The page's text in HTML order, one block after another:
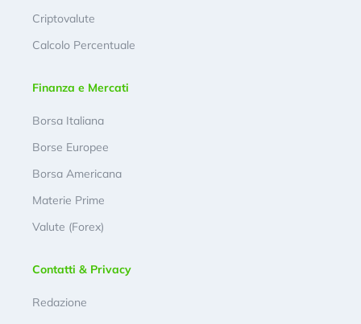
Criptovalute
Calcolo Percentuale
Finanza e Mercati
Borsa Italiana
Borse Europee
Borsa Americana
Materie Prime
Valute (Forex)
Contatti & Privacy
Redazione